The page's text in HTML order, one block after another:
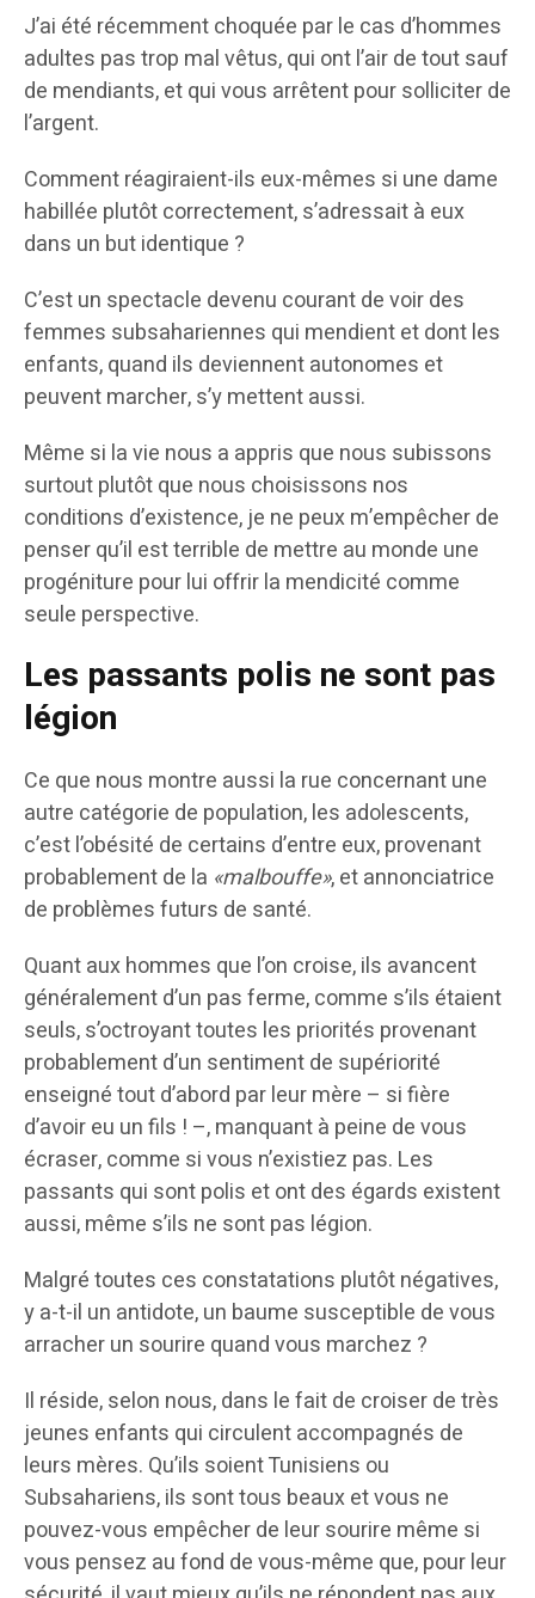
J’ai été récemment choquée par le cas d’hommes
adultes pas trop mal vêtus, qui ont l’air de tout sauf
de mendiants, et qui vous arrêtent pour solliciter de
l’argent.
Comment réagiraient-ils eux-mêmes si une dame
habillée plutôt correctement, s’adressait à eux
dans un but identique ?
C’est un spectacle devenu courant de voir des
femmes subsahariennes qui mendient et dont les
enfants, quand ils deviennent autonomes et
peuvent marcher, s’y mettent aussi.
Même si la vie nous a appris que nous subissons
surtout plutôt que nous choisissons nos
conditions d’existence, je ne peux m’empêcher de
penser qu’il est terrible de mettre au monde une
progéniture pour lui offrir la mendicité comme
seule perspective.
Les passants polis ne sont pas
légion
Ce que nous montre aussi la rue concernant une
autre catégorie de population, les adolescents,
c’est l’obésité de certains d’entre eux, provenant
probablement de la «malbouffe», et annonciatrice
de problèmes futurs de santé.
Quant aux hommes que l’on croise, ils avancent
généralement d’un pas ferme, comme s’ils étaient
seuls, s’octroyant toutes les priorités provenant
probablement d’un sentiment de supériorité
enseigné tout d’abord par leur mère – si fière
d’avoir eu un fils ! –, manquant à peine de vous
écraser, comme si vous n’existiez pas. Les
passants qui sont polis et ont des égards existent
aussi, même s’ils ne sont pas légion.
Malgré toutes ces constatations plutôt négatives,
y a-t-il un antidote, un baume susceptible de vous
arracher un sourire quand vous marchez ?
Il réside, selon nous, dans le fait de croiser de très
jeunes enfants qui circulent accompagnés de
leurs mères. Qu’ils soient Tunisiens ou
Subsahariens, ils sont tous beaux et vous ne
pouvez-vous empêcher de leur sourire même si
vous pensez au fond de vous-même que, pour leur